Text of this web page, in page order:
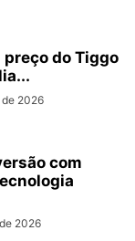
do Tiggo
de 2026
com
2026